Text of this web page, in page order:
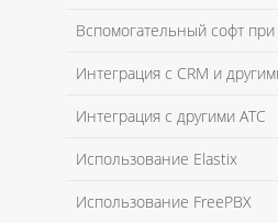
Я даю согласие на обработку моих
в соответствии с Политикой в
Я даю согласие на обработку моих
в соответствии с Политикой в
Вспомогательный софт
Интеграция с CRM и
Интеграция с другими АТС
Использование Elastix
Использование FreePBX